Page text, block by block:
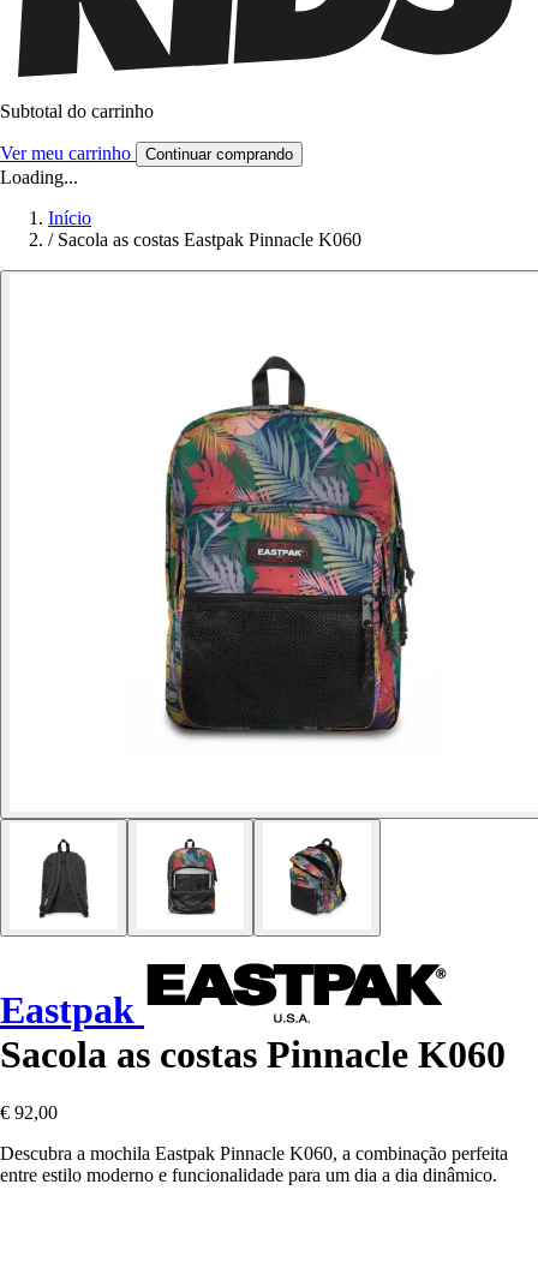
Subtotal do carrinho
Ver meu carrinho Continuar comprando
Loading...
Início
/ Sacola as costas Eastpak Pinnacle K060
Eastpak
Sacola as costas Pinnacle K060
€ 92,00
Descubra a mochila Eastpak Pinnacle K060, a combinação perfeita
entre estilo moderno e funcionalidade para um dia a dia dinâmico.